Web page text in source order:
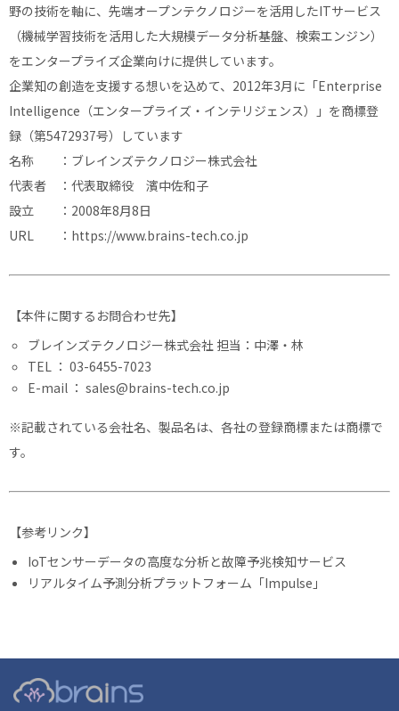
野の技術を軸に、先端オープンテクノロジーを活用したITサービス
（機械学習技術を活用した大規模データ分析基盤、検索エンジン）
をエンタープライズ企業向けに提供しています。
企業知の創造を支援する想いを込めて、2012年3月に「Enterprise
Intelligence（エンタープライズ・インテリジェンス）」を商標登
録（第5472937号）しています
名称 ：ブレインズテクノロジー株式会社
代表者 ：代表取締役 濱中佐和子
設立 ：2008年8月8日
URL ：https://www.brains-tech.co.jp
【本件に関するお問合わせ先】
ブレインズテクノロジー株式会社 担当：中澤・林
TEL ： 03-6455-7023
E-mail ： sales@brains-tech.co.jp
※記載されている会社名、製品名は、各社の登録商標または商標で
す。
【参考リンク】
IoTセンサーデータの高度な分析と故障予兆検知サービス
リアルタイム予測分析プラットフォーム「Impulse」